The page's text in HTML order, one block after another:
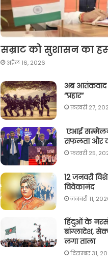
सम्राट को सुशासन का
अप्रैल 16, 2026
अब आतंकवाद
“प्रहार“
फ़रवरी 27,
एआई
सफलता और
फ़रवरी 25,
12 जनवरी
विवेकानंद
जनवरी 11,
हिंदुओं के
बांग्लादेश,
लगा ताला
दिसम्बर 31,